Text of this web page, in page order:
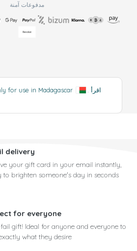
مدفوعات آمنة
for use in Madagascar
اقرأ
delivery
your gift card in your email instantly,
to brighten someone's day in seconds
for everyone
gift! Ideal for anyone and everyone to
what they desire